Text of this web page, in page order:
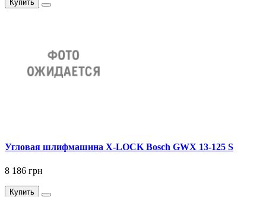
Купить
Угловая шлифмашина X-LOCK Bosch GWX 13-125 S
8 186 грн
Купить